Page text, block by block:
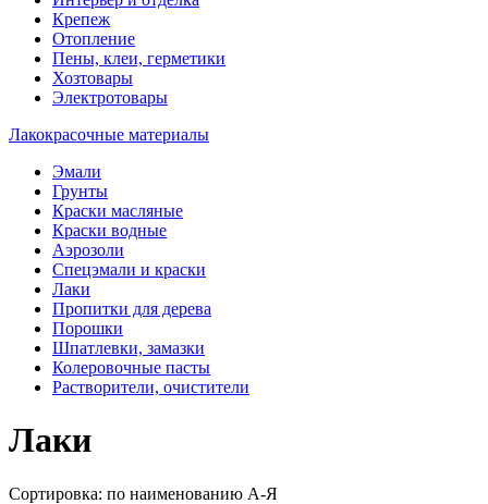
Крепеж
Отопление
Пены, клеи, герметики
Хозтовары
Электротовары
Лакокрасочные материалы
Эмали
Грунты
Краски масляные
Краски водные
Аэрозоли
Спецэмали и краски
Лаки
Пропитки для дерева
Порошки
Шпатлевки, замазки
Колеровочные пасты
Растворители, очистители
Лаки
Сортировка: по наименованию А-Я